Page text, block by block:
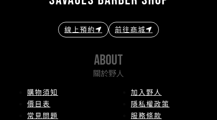
線上預約 前往商城
about
關於野人
購物須知
價目表
常見問題
加入野人
隱私權政策
服務條款